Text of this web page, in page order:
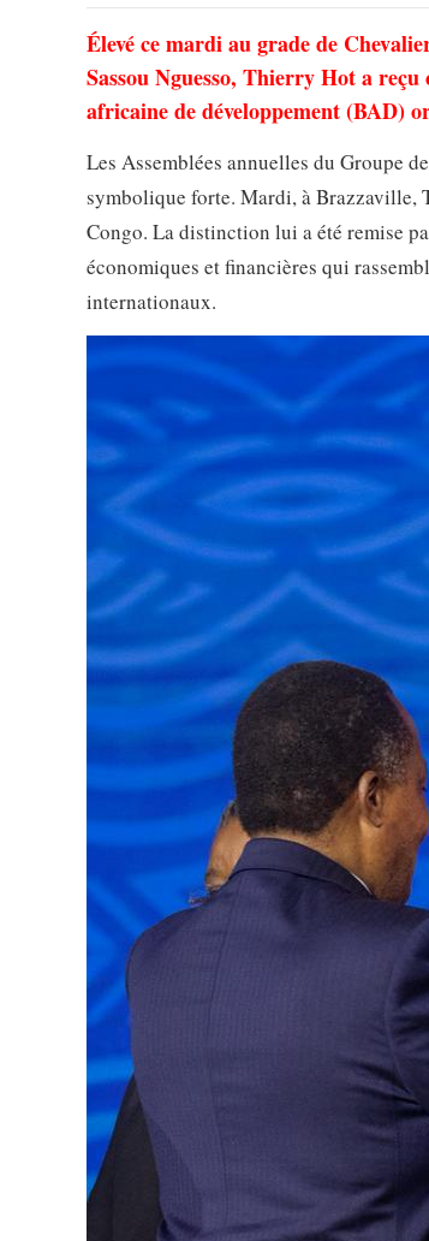
Élevé ce mardi au grade de
Sassou Nguesso, Thierry Hot a
africaine de développement (BAD)
Les Assemblées annuelles du Groupe
symbolique forte. Mardi, à Brazzaville,
Congo. La distinction lui a été remise
économiques et financières qui
internationaux.